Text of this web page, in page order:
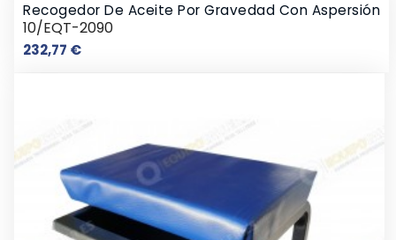
Recogedor De Aceite Por Gravedad Con Aspersión
10/EQT-2090
232,77 €Precio